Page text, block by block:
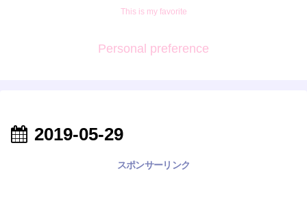
This is my favorite
Personal preference
2019-05-29
スポンサーリンク